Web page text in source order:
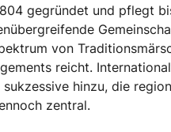
gegründet und pflegt
von
reicht.
sukzessive hinzu, die
zentral.